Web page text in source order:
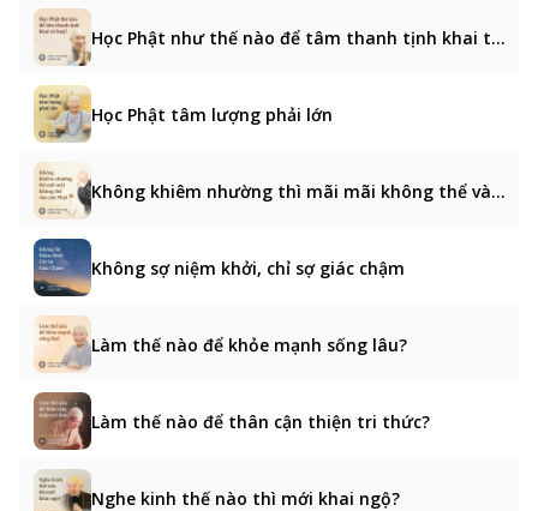
Học Phật như thế nào để tâm thanh tịnh khai trí huệ?
Học Phật tâm lượng phải lớn
Không khiêm nhường thì mãi mãi không thể vào cửa Phật
Không sợ niệm khởi, chỉ sợ giác chậm
Làm thế nào để khỏe mạnh sống lâu?
Làm thế nào để thân cận thiện tri thức?
Nghe kinh thế nào thì mới khai ngộ?